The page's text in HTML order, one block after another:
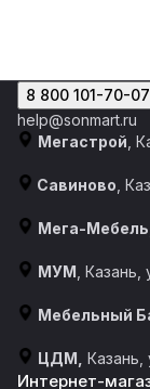
8 800 101-70-07
help@sonmart.ru
Мегастрой ,
Савиново ,
Мега-Мебель
МУМ ,
Мебельный
ЦДМ, Казань,
Интернет-